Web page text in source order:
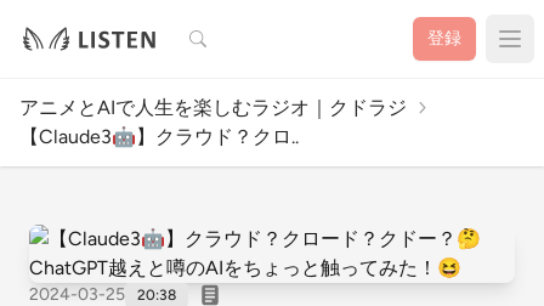
検索 登録
アニメとAIで人生を楽しむラジオ｜クドラジ
【Claude3🤖】クラウド？クロ..
2024-03-25 20:38